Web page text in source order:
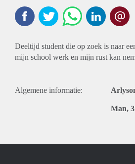
Deeltijd student die op zoek is naar
mijn school werk en mijn rust kan
Algemene informatie:
Man,